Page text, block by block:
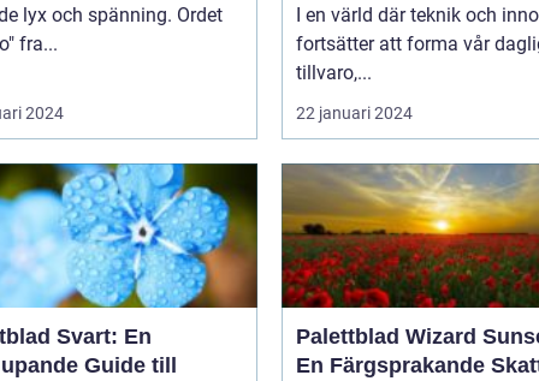
lyx och spänning. Ordet
fra...
2024
I en värld där teknik och
fortsätter att forma vår
tillvaro,...
22 januari 2024
Svart: En
Guide till
Palettblad Wizard
En Färgsprakande